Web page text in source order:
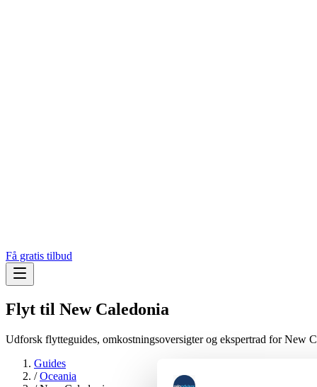
Få gratis tilbud
Flyt til New Caledonia
Udforsk flytteguides, omkostningsoversigter og ekspertrad for New
Guides
/Oceania